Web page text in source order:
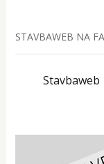
STAVBAWEB NA
Stavbaweb